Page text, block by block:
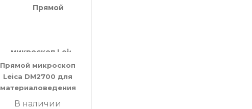
Прямой микроскоп
Leica DM2700 для
материаловедения
В наличии